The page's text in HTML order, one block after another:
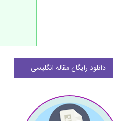
دانلود رایگان مقاله انگلیسی